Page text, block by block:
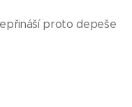
proto depeše